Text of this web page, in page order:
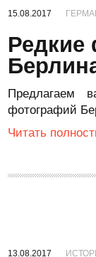
15.08.2017
Редкие
Предлагаем
фотографий
Читать
13.08.2017